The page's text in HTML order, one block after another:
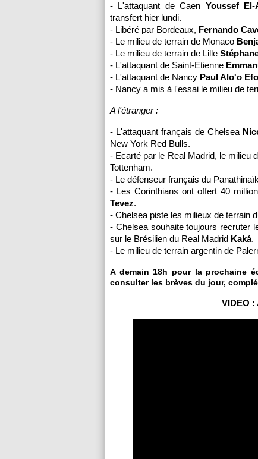
- L'attaquant de Caen Youssef El-
transfert hier lundi.
- Libéré par Bordeaux, Fernando
- Le milieu de terrain de Monaco
- Le milieu de terrain de Lille
- L'attaquant de Saint-Etienne
- L'attaquant de Nancy Paul Alo'o
- Nancy a mis à l'essai le milieu de
A l'étranger :
- L'attaquant français de Chelsea
New York Red Bulls.
- Ecarté par le Real Madrid, le milieu
Tottenham.
- Le défenseur français du
- Les Corinthians ont offert 40
Tevez.
- Chelsea piste les milieux de terrain
- Chelsea souhaite toujours recruter
sur le Brésilien du Real Madrid Kaká.
- Le milieu de terrain argentin de
A demain 18h pour la prochaine
consulter les brèves du jour,
VIDEO :